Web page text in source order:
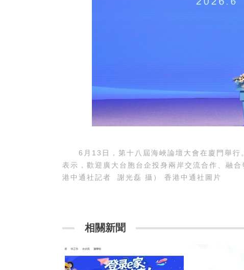
6月13日，第十八屆海峽論壇大會在廈門舉行
表示，歡迎廣大台胞台企投身兩岸交流合作、融
港中通社記者 謝光磊 攝） 香港中通社圖片
相關新聞